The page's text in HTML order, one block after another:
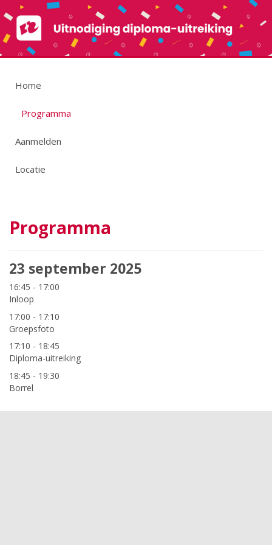
Home
Programma
Aanmelden
Locatie
Programma
23 september 2025
16:45 - 17:00
Inloop
17:00 - 17:10
Groepsfoto
17:10 - 18:45
Diploma-uitreiking
18:45 - 19:30
Borrel